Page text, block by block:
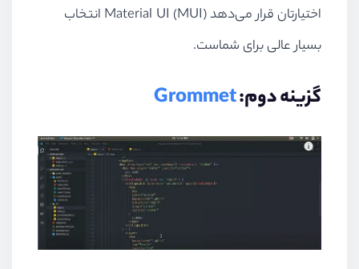
اختیارتان قرار می‌دهدMaterial UI (MUI) انتخاب
بسیار عالی برای شماست.
گزینه دوم:Grommet